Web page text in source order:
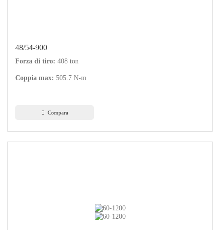
48/54-900
Forza di tiro: 408 ton
Coppia max: 505.7 N-m
Compara